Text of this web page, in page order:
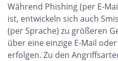
Während Phishing (per E-
ist, entwickeln sich auch
(per Sprache) zu größeren
über eine einzige E-Mail
erfolgen. Zu den